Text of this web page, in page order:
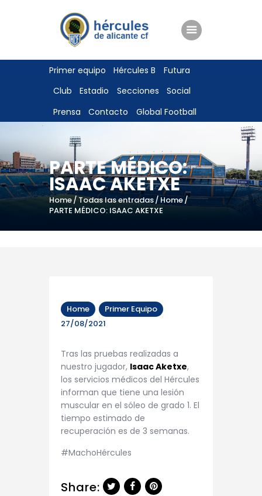
Primer equipo Hércules B
Futura
Club
Estadio Secciones
Social
Prensa
Contacto Global Football
PARTE MÉDICO:
ISAAC AKETXE
Home Todas las entradas
Home
PARTE MÉDICO: ISAAC AKETXE
ENTRADAS
TIENDA
HÉRCULESCF100
Home
Primer Equipo
27/08/2021
Tras las pruebas realizadas a
nuestro jugador, Isaac Aketxe,
los servicios médicos del Hércules
informan que tiene una lesión
muscular en el sóleo de grado 1. El
tiempo estimado de
recuperación es de 3 semanas.
#MachoHércules
Share: